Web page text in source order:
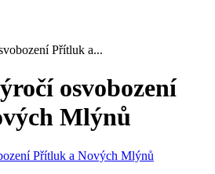
Přítluk a...
osvobození
Mlýnů